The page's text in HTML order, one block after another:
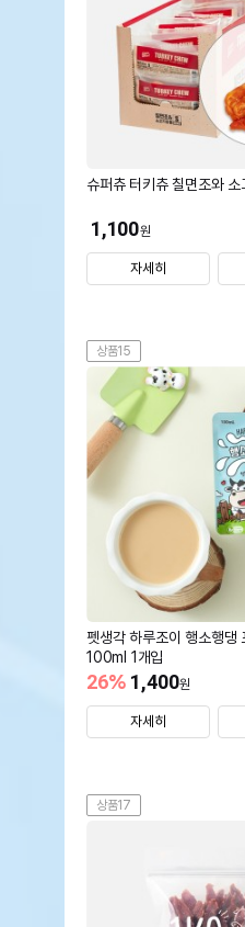
슈퍼츄 터키츄 칠면조와
1,100원
자세히
상품15
펫생각 하루조이 행소행댕
100ml 1개입
1,400원
26%
자세히
상품17